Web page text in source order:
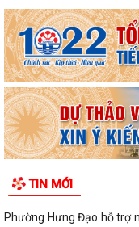
TIN MỚI
Phường Hưng Đạo hỗ trợ